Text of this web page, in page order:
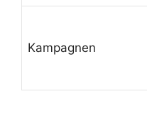
Kampagnen